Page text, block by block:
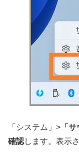
「システム」> 「
確認します。表示